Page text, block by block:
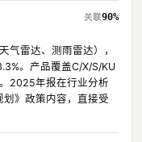
90%
气雷达、测雨雷达），
。产品覆盖C/X/S/KU
2025年报在行业分析
》政策内容，直接受